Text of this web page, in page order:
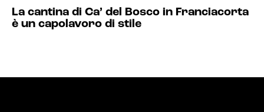
La cantina di Ca’ del Bosco in Franciacorta
è un capolavoro di stile